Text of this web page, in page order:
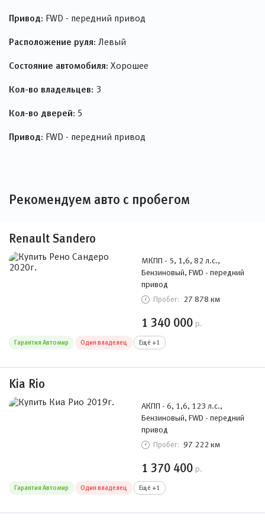
Привод: FWD - передний привод
Расположение руля: Левый
Состояние автомобиля: Хорошее
Кол-во владельцев: 3
Кол-во дверей: 5
Привод: FWD - передний привод
Рекомендуем авто с пробегом
Renault Sandero
МКПП - 5, 1,6, 82 л.с.,
Бензиновый, FWD - передний
привод
Пробег: 27 878 км
1 340 000 р.
Гарантия Автомир Один владелец Ещё +1
Kia Rio
АКПП - 6, 1,6, 123 л.с.,
Бензиновый, FWD - передний
привод
Пробег: 97 222 км
1 370 400 р.
Гарантия Автомир Один владелец Ещё +1